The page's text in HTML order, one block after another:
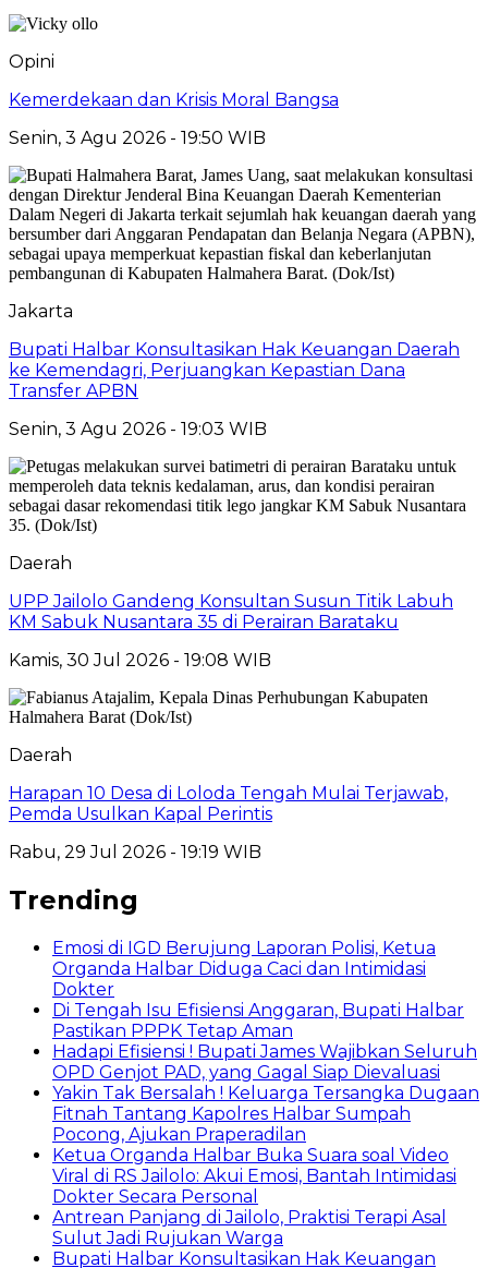
Opini
Kemerdekaan dan Krisis Moral Bangsa
Senin, 3 Agu 2026 - 19:50 WIB
Jakarta
Bupati Halbar Konsultasikan Hak Keuangan Daerah
ke Kemendagri, Perjuangkan Kepastian Dana
Transfer APBN
Senin, 3 Agu 2026 - 19:03 WIB
Daerah
UPP Jailolo Gandeng Konsultan Susun Titik Labuh
KM Sabuk Nusantara 35 di Perairan Barataku
Kamis, 30 Jul 2026 - 19:08 WIB
Daerah
Harapan 10 Desa di Loloda Tengah Mulai Terjawab,
Pemda Usulkan Kapal Perintis
Rabu, 29 Jul 2026 - 19:19 WIB
Trending
Emosi di IGD Berujung Laporan Polisi, Ketua
Organda Halbar Diduga Caci dan Intimidasi
Dokter
Di Tengah Isu Efisiensi Anggaran, Bupati Halbar
Pastikan PPPK Tetap Aman
Hadapi Efisiensi ! Bupati James Wajibkan Seluruh
OPD Genjot PAD, yang Gagal Siap Dievaluasi
Yakin Tak Bersalah ! Keluarga Tersangka Dugaan
Fitnah Tantang Kapolres Halbar Sumpah
Pocong, Ajukan Praperadilan
Ketua Organda Halbar Buka Suara soal Video
Viral di RS Jailolo: Akui Emosi, Bantah Intimidasi
Dokter Secara Personal
Antrean Panjang di Jailolo, Praktisi Terapi Asal
Sulut Jadi Rujukan Warga
Bupati Halbar Konsultasikan Hak Keuangan